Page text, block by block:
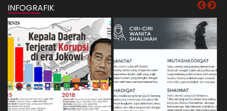
INFOGRAFIK